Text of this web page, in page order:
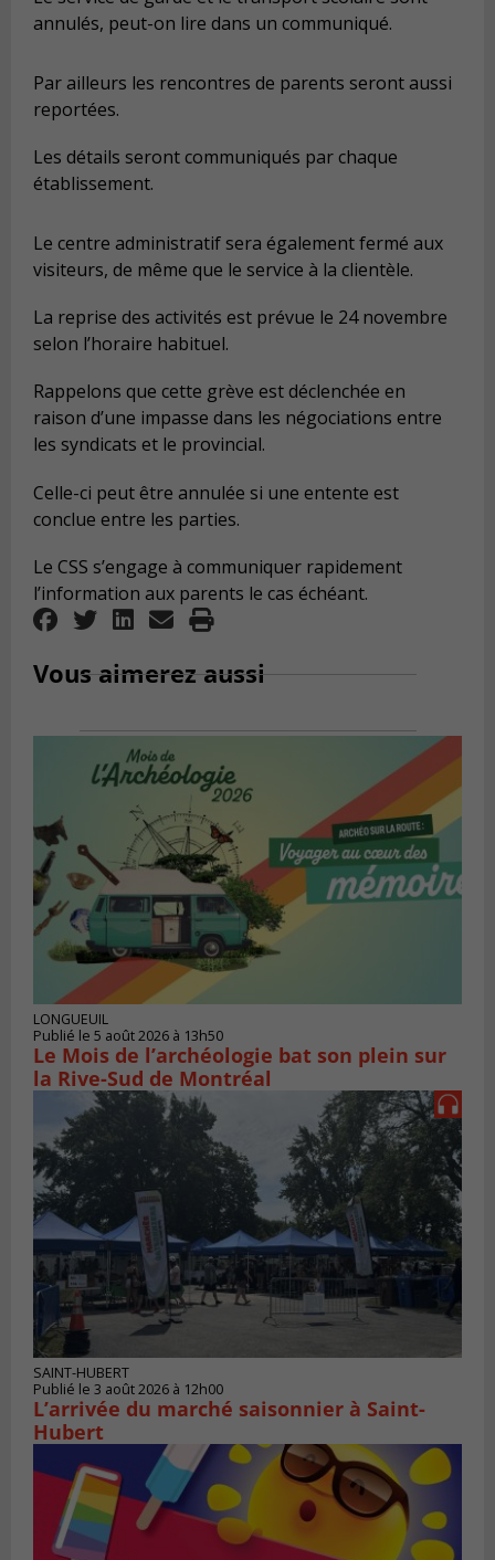
annulés, peut-on lire dans un communiqué.
Par ailleurs les rencontres de parents seront aussi
reportées.
Les détails seront communiqués par chaque
établissement.
Le centre administratif sera également fermé aux
visiteurs, de même que le service à la clientèle.
La reprise des activités est prévue le 24 novembre
selon l’horaire habituel.
Rappelons que cette grève est déclenchée en
raison d’une impasse dans les négociations entre
les syndicats et le provincial.
Celle-ci peut être annulée si une entente est
conclue entre les parties.
Le CSS s’engage à communiquer rapidement
l’information aux parents le cas échéant.
Vous aimerez aussi
LONGUEUIL
Publié le 5 août 2026 à 13h50
Le Mois de l’archéologie bat son plein sur
la Rive-Sud de Montréal
SAINT-HUBERT
Publié le 3 août 2026 à 12h00
L’arrivée du marché saisonnier à Saint-
Hubert